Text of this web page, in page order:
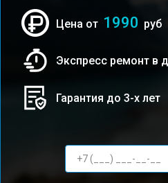
Цена от 1990 руб
Экспресс ремонт в
Гарантия до 3-х лет